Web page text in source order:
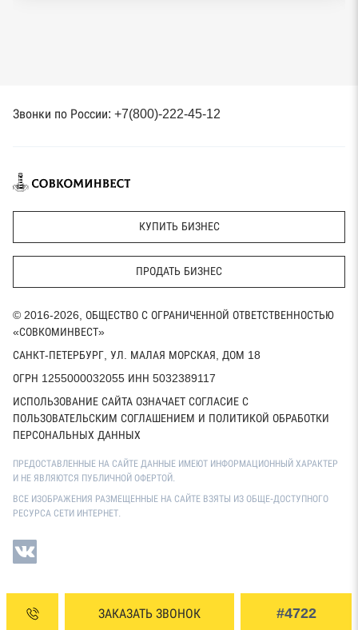
ЗАКАЗАТЬ ЗВОНОК #4722
Звонки по России: +7(800)-222-45-12
КУПИТЬ БИЗНЕС
ПРОДАТЬ БИЗНЕС
© 2016-2026, ОБЩЕСТВО С ОГРАНИЧЕННОЙ ОТВЕТСТВЕННОСТЬЮ
«СОВКОМИНВЕСТ»
САНКТ-ПЕТЕРБУРГ, УЛ. МАЛАЯ МОРСКАЯ, ДОМ 18
ОГРН 1255000032055 ИНН 5032389117
ИСПОЛЬЗОВАНИЕ САЙТА ОЗНАЧАЕТ СОГЛАСИЕ С
ПОЛЬЗОВАТЕЛЬСКИМ СОГЛАШЕНИЕМ И ПОЛИТИКОЙ ОБРАБОТКИ
ПЕРСОНАЛЬНЫХ ДАННЫХ
ПРЕДОСТАВЛЕННЫЕ НА САЙТЕ ДАННЫЕ ИМЕЮТ ИНФОРМАЦИОННЫЙ ХАРАКТЕР
И НЕ ЯВЛЯЮТСЯ ПУБЛИЧНОЙ ОФЕРТОЙ.
ВСЕ ИЗОБРАЖЕНИЯ РАЗМЕЩЕННЫЕ НА САЙТЕ ВЗЯТЫ ИЗ ОБЩЕ-ДОСТУПНОГО
РЕСУРСА СЕТИ ИНТЕРНЕТ.